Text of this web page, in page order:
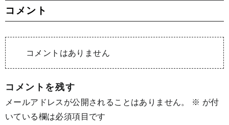
コメント
コメントはありません
コメントを残す
メールアドレスが公開されることはありません。 ※ が付
いている欄は必須項目です